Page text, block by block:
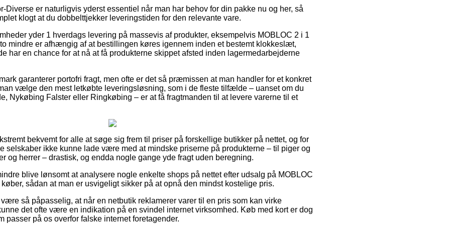
Diverse er naturligvis yderst essentiel når man har behov for din pakke nu og her, så
klogt at du dobbelttjekker leveringstiden for den relevante vare.
yder 1 hverdags levering på massevis af produkter, eksempelvis MOBLOC 2 i 1
mindre er afhængig af at bestillingen køres igennem inden et bestemt klokkeslæt,
har en chance for at nå at få produkterne skippet afsted inden lagermedarbejderne
garanterer portofri fragt, men ofte er det så præmissen at man handler for et konkret
vælge den mest letkøbte leveringsløsning, som i de fleste tilfælde – uanset om du
Nykøbing Falster eller Ringkøbing – er at få fragtmanden til at levere varerne til et
bekvemt for alle at søge sig frem til priser på forskellige butikker på nettet, og for
selskaber ikke kunne lade være med at mindske priserne på produkterne – til piger og
og herrer – drastisk, og endda nogle gange yde fragt uden beregning.
blive lønsomt at analysere nogle enkelte shops på nettet efter udsalg på MOBLOC
sådan at man er usvigeligt sikker på at opnå den mindst kostelige pris.
så påpasselig, at når en netbutik reklamerer varer til en pris som kan virke
det ofte være en indikation på en svindel internet virksomhed. Køb med kort er dog
passer på os overfor falske internet foretagender.